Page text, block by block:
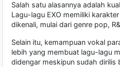
Salah satu alasannya adalah
Lagu-lagu EXO memiliki
dikenali, mulai dari genre pop,
Selain itu, kemampuan vokal
lebih yang membuat lagu-lagu
didengar meskipun sudah dirilis